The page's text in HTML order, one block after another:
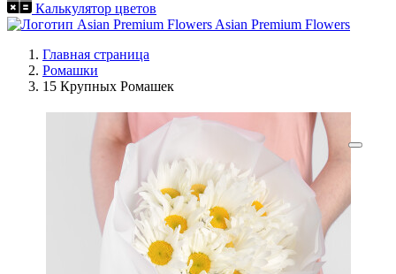
Калькулятор цветов
Asian Premium Flowers
Главная страница
Ромашки
15 Крупных Ромашек